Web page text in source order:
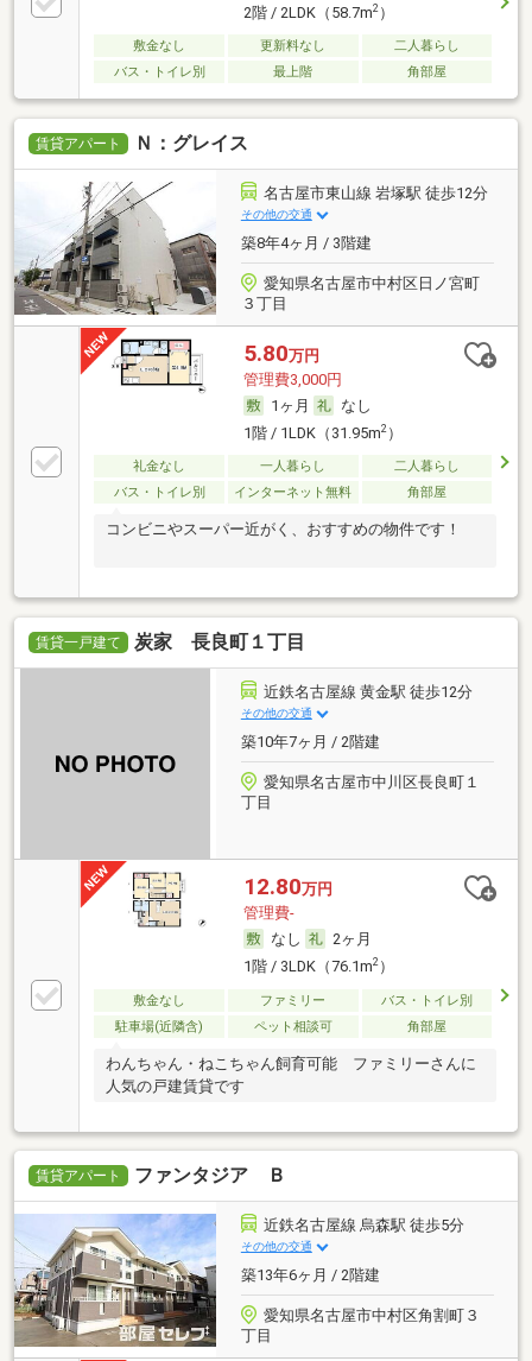
2階 / 2LDK（58.7m2）
敷金なし 更新料なし
二人暮らし
バス・トイレ別
最上階 角部屋
賃貸アパート Ｎ：グレイス
名古屋市東山線 岩塚駅 徒歩12分
その他の交通
築8年4ヶ月 / 3階建
愛知県名古屋市中村区日ノ宮町
３丁目
5.80万円
管理費3,000円
1ヶ月
なし
1階 / 1LDK（31.95m2）
礼金なし 一人暮らし
二人暮らし
バス・トイレ別
インターネット無料 角部屋
コンビニやスーパー近がく、おすすめの物件です！
賃貸一戸建て 炭家 長良町１丁目
近鉄名古屋線 黄金駅 徒歩12分
その他の交通
築10年7ヶ月 / 2階建
愛知県名古屋市中川区長良町１
丁目
12.80万円
管理費-
なし
2ヶ月
1階 / 3LDK（76.1m2）
敷金なし ファミリー
バス・トイレ別
駐車場(近隣含)
ペット相談可 角部屋
わんちゃん・ねこちゃん飼育可能 ファミリーさんに
人気の戸建賃貸です
賃貸アパート ファンタジア Ｂ
近鉄名古屋線 烏森駅 徒歩5分
その他の交通
築13年6ヶ月 / 2階建
愛知県名古屋市中村区角割町３
丁目